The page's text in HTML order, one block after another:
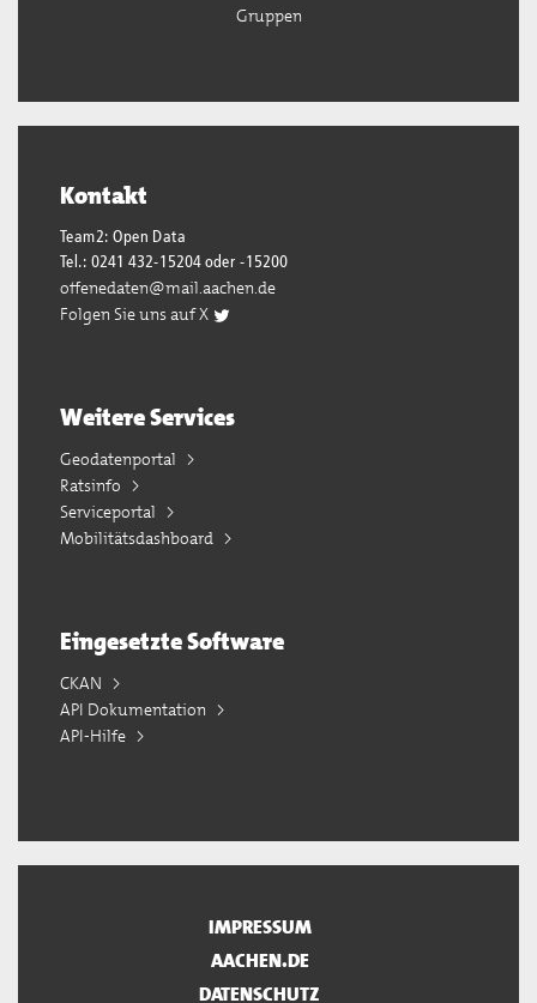
Gruppen
Kontakt
Team2: Open Data
Tel.: 0241 432-15204 oder -15200
offenedaten@mail.aachen.de
Folgen Sie uns auf X
Weitere Services
Geodatenportal
Ratsinfo
Serviceportal
Mobilitätsdashboard
Eingesetzte Software
CKAN
API Dokumentation
API-Hilfe
IMPRESSUM
AACHEN.DE
DATENSCHUTZ